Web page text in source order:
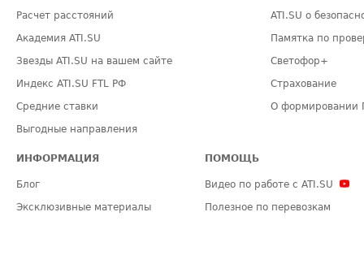
Расчет расстояний
Академия ATI.SU
Звезды ATI.SU на вашем сайте
Индекс ATI.SU FTL РФ
Средние ставки
Выгодные направления
ATI.SU о
Памятка по
Светофор+
Страхование
О формировании
ИНФОРМАЦИЯ
Блог
Эксклюзивные материалы
ПОМОЩЬ
Видео по работе с ATI.SU
Полезное по перевозкам